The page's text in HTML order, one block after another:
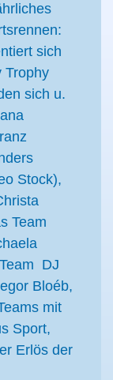
sich
Trophy
sich u.
Stock),
Team
DJ
Bloéb,
mit
Sport,
Erlös der